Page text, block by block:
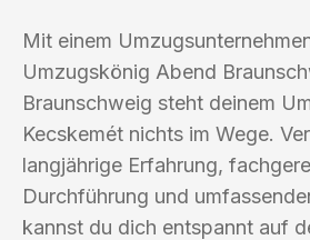
Mit einem
Umzugskönig Abend
Braunschweig steht deinem
Kecskemét nichts im Wege.
langjährige Erfahrung,
Durchführung und
kannst du dich entspannt auf